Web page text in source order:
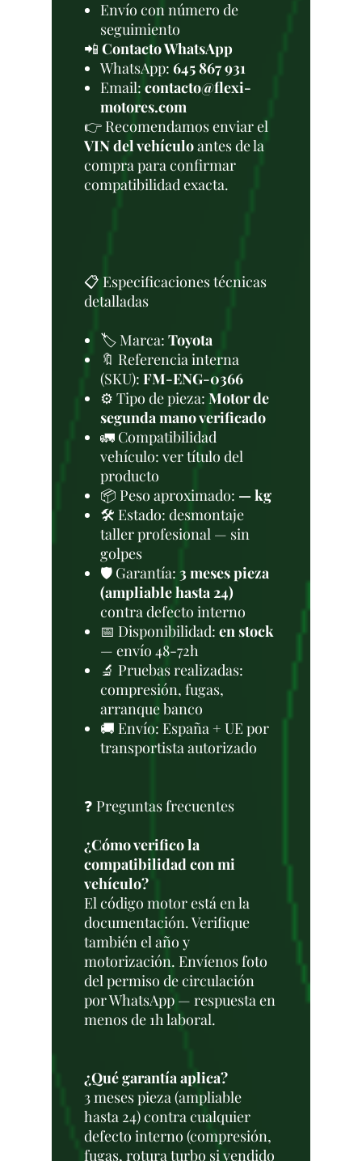
Envío con número de
seguimiento
📲 Contacto WhatsApp
WhatsApp: 645 867 931
Email:contacto@flexi-
motores.com
👉 Recomendamos enviar el
VIN del vehículoantes de la
compra para confirmar
compatibilidad exacta.
📋 Especificaciones técnicas
detalladas
🏷️ Marca: Toyota
🔖 Referencia interna
(SKU): FM-ENG-0366
⚙️ Tipo de pieza: Motor de
segunda mano verificado
🚛 Compatibilidad
vehículo: ver título del
producto
📦 Peso aproximado: — kg
🛠 Estado: desmontaje
taller profesional — sin
golpes
🛡️ Garantía: 3 meses pieza
(ampliable hasta 24)
contra defecto interno
📅 Disponibilidad: en stock
— envío 48-72h
🔬 Pruebas realizadas:
compresión, fugas,
arranque banco
🚚 Envío: España + UE por
transportista autorizado
❓ Preguntas frecuentes
¿Cómo verifico la
compatibilidad con mi
vehículo?
El código motor está en la
documentación. Verifique
también el año y
motorización. Envíenos foto
del permiso de circulación
por WhatsApp — respuesta en
menos de 1h laboral.
¿Qué garantía aplica?
3 meses pieza (ampliable
hasta 24) contra cualquier
defecto interno (compresión,
fugas, rotura turbo si vendido